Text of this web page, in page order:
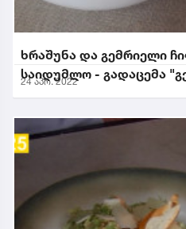
ხრაშუნა და გემრიელი
საიდუმლო - გადაცემა
24 აპრ. 2022